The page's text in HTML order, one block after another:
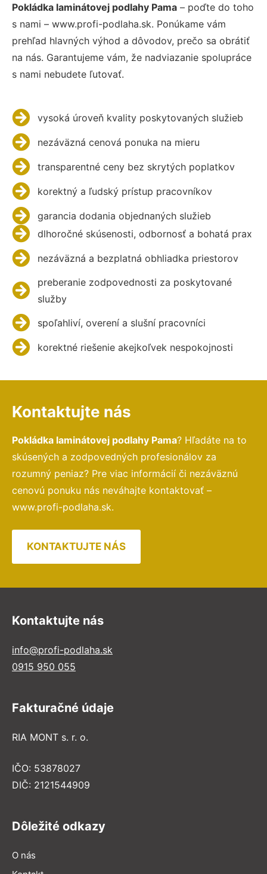
Pokládka laminátovej podlahy Pama – poďte do toho
s nami – www.profi-podlaha.sk. Ponúkame vám
prehľad hlavných výhod a dôvodov, prečo sa obrátiť
na nás. Garantujeme vám, že nadviazanie spolupráce
s nami nebudete ľutovať.
vysoká úroveň kvality poskytovaných služieb
nezáväzná cenová ponuka na mieru
transparentné ceny bez skrytých poplatkov
korektný a ľudský prístup pracovníkov
garancia dodania objednaných služieb
dlhoročné skúsenosti, odbornosť a bohatá prax
nezáväzná a bezplatná obhliadka priestorov
preberanie zodpovednosti za poskytované
služby
spoľahliví, overení a slušní pracovníci
korektné riešenie akejkoľvek nespokojnosti
Kontaktujte nás
Pokládka laminátovej podlahy Pama? Hľadáte na to
skúsených a zodpovedných profesionálov za
rozumný peniaz? Pre viac informácií či nezáväznú
cenovú ponuku nás neváhajte kontaktovať –
www.profi-podlaha.sk.
KONTAKTUJTE NÁS
Kontaktujte nás
info@profi-podlaha.sk
0915 950 055
Fakturačné údaje
RIA MONT s. r. o.
IČO: 53878027
DIČ: 2121544909
Dôležité odkazy
O nás